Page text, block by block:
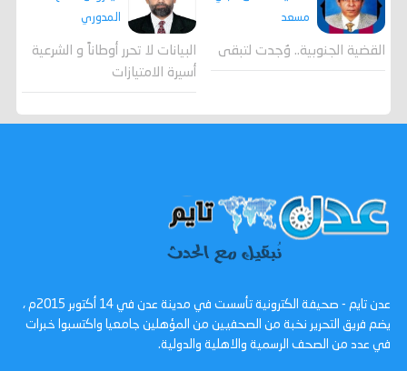
مسعد
القضية الجنوبية.. وُجدت لتبقى
المدوري
البيانات لا تحرر أوطاناً و الشرعية
أسيرة الامتيازات
عدن تايم - صحيفة الكترونية تأسست في مدينة عدن في 14 أكتوبر 2015م ،
يضم فريق التحرير نخبة من الصحفيين من المؤهلين جامعيا واكتسبوا خبرات
في عدد من الصحف الرسمية والاهلية والدولية.